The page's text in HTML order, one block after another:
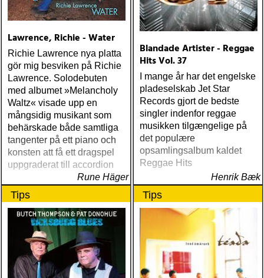
Lawrence, Richie - Water
Richie Lawrence nya platta
gör mig besviken på Richie
Lawrence. Solodebuten
med albumet »Melancholy
Waltz« visade upp en
mångsidig musikant som
behärskade både samtliga
tangenter på ett piano och
konsten att få ett dragspel
uppgraderat till accordion
Rune Häger
Blandade Artister - Reggae
Hits Vol. 37
I mange år har det engelske
pladeselskab Jet Star
Records gjort de bedste
singler indenfor reggae
musikken tilgængelige på
det populære
opsamlingsalbum kaldet
Reggae Hits
Henrik Bæk
Tips Tips